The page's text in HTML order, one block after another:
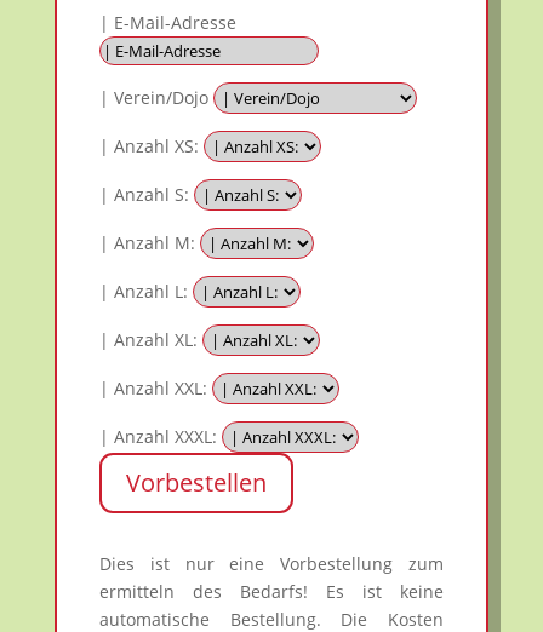
| E-Mail-Adresse
| Verein/Dojo
| Anzahl XS:
| Anzahl S:
| Anzahl M:
| Anzahl L:
| Anzahl XL:
| Anzahl XXL:
| Anzahl XXXL:
Vorbestellen
Dies ist nur eine Vorbestellung zum
ermitteln des Bedarfs! Es ist keine
automatische Bestellung. Die Kosten